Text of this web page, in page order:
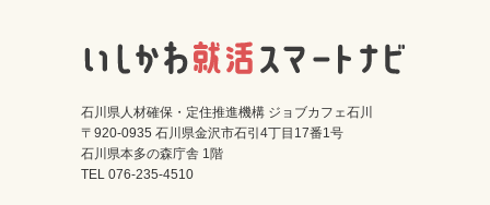
ログイン 会員登録
石川県人材確保・定住推進機構 ジョブカフェ石川
〒920-0935 石川県金沢市石引4丁目17番1号
石川県本多の森庁舎 1階
TEL 076-235-4510